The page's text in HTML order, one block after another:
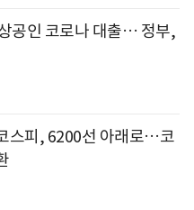
공인 코로나 대출… 정부,
스피, 6200선 아래로…코